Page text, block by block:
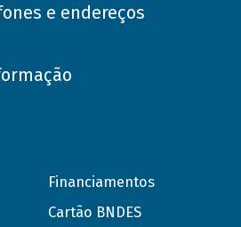
e endereços
Financiamentos
Cartão BNDES